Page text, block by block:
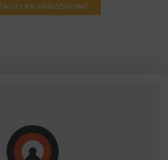
EN VERZORGING